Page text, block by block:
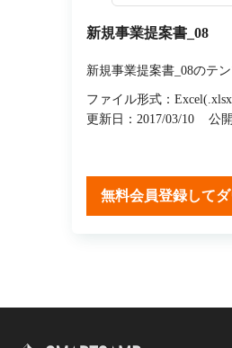
新規事業提案書_08
新規事業提案書_08のテ
ファイル形式：
更新日：2017/03/10
公
無料会員登録して